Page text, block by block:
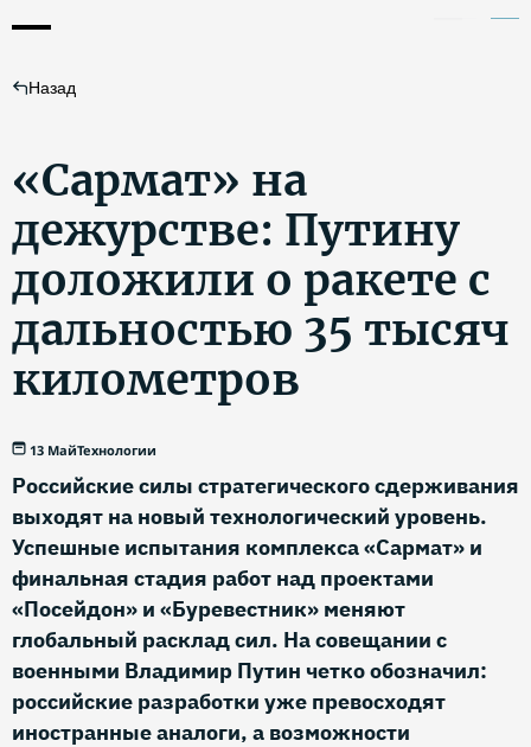
Назад
«Сармат» на
дежурстве: Путину
доложили о ракете с
дальностью 35 тысяч
километров
13 МайТехнологии
Российские силы стратегического сдерживания
выходят на новый технологический уровень.
Успешные испытания комплекса «Сармат» и
финальная стадия работ над проектами
«Посейдон» и «Буревестник» меняют
глобальный расклад сил. На совещании с
военными Владимир Путин четко обозначил:
российские разработки уже превосходят
иностранные аналоги, а возможности